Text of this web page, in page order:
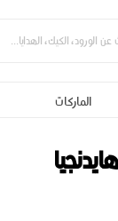
الماركات